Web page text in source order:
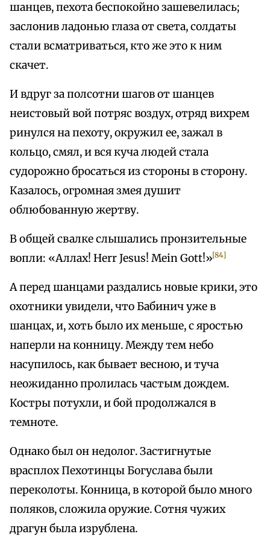
шанцев, пехота беспокойно зашевелилась;
заслонив ладонью глаза от света, солдаты
стали всматриваться, кто же это к ним
скачет.
И вдруг за полсотни шагов от шанцев
неистовый вой потряс воздух, отряд вихрем
ринулся на пехоту, окружил ее, зажал в
кольцо, смял, и вся куча людей стала
судорожно бросаться из стороны в сторону.
Казалось, огромная змея душит
облюбованную жертву.
В общей свалке слышались пронзительные
вопли: «Аллах! Herr Jesus! Mein Gott!»[84]
А перед шанцами раздались новые крики, это
охотники увидели, что Бабинич уже в
шанцах, и, хоть было их меньше, с яростью
наперли на конницу. Между тем небо
насупилось, как бывает весною, и туча
неожиданно пролилась частым дождем.
Костры потухли, и бой продолжался в
темноте.
Однако был он недолог. Застигнутые
врасплох Пехотинцы Богуслава были
переколоты. Конница, в которой было много
поляков, сложила оружие. Сотня чужих
драгун была изрублена.